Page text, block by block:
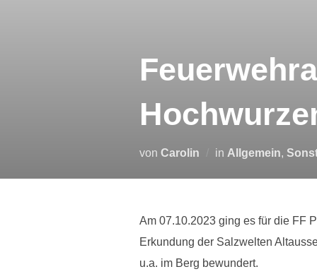
von Carolin in Allgemein,
Am 07.10.2023 ging es für die FF
Erkundung der Salzwelten
u.a. im Berg bewundert.